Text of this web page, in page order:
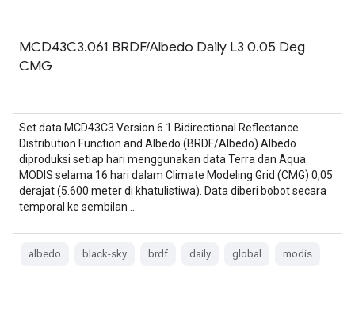
MCD43C3.061 BRDF/Albedo Daily L3 0.05 Deg
CMG
Set data MCD43C3 Version 6.1 Bidirectional Reflectance
Distribution Function and Albedo (BRDF/Albedo) Albedo
diproduksi setiap hari menggunakan data Terra dan Aqua
MODIS selama 16 hari dalam Climate Modeling Grid (CMG) 0,05
derajat (5.600 meter di khatulistiwa). Data diberi bobot secara
temporal ke sembilan …
albedo black-sky brdf daily global modis